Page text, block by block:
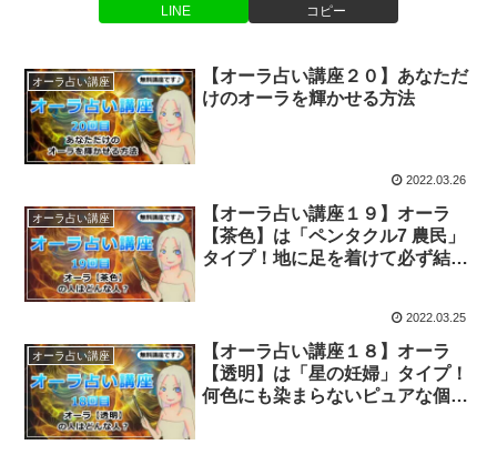
LINE コピー
オーラ占い講座
【オーラ占い講座２０】あなただ
けのオーラを輝かせる方法
2022.03.26
オーラ占い講座
【オーラ占い講座１９】オーラ
【茶色】は「ペンタクル7 農民」
タイプ！地に足を着けて必ず結果
2022.03.25
オーラ占い講座
【オーラ占い講座１８】オーラ
【透明】は「星の妊婦」タイプ！
何色にも染まらないピュアな個性